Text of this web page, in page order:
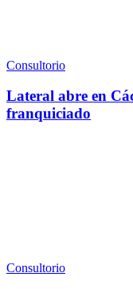
Consultorio
Lateral abre en
franquiciado
Consultorio